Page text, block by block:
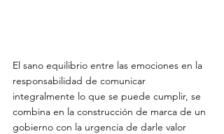
El sano equilibrio entre las emociones en la
responsabilidad de comunicar
integralmente lo que se puede cumplir, se
combina en la construcción de marca de un
gobierno con la urgencia de darle valor